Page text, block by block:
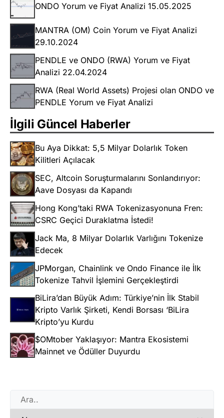
ONDO Yorum ve Fiyat Analizi 15.05.2025
MANTRA (OM) Coin Yorum ve Fiyat Analizi
29.10.2024
PENDLE ve ONDO (RWA) Yorum ve Fiyat
Analizi 22.04.2024
RWA (Real World Assets) Projesi olan ONDO ve
PENDLE Yorum ve Fiyat Analizi
İlgili Güncel Haberler
Bu Aya Dikkat: 5,5 Milyar Dolarlık Token
Kilitleri Açılacak
SEC, Altcoin Soruşturmalarını Sonlandırıyor:
Aave Dosyası da Kapandı
Hong Kong’taki RWA Tokenizasyonuna Fren:
CSRC Geçici Duraklatma İstedi!
Jack Ma, 8 Milyar Dolarlık Varlığını Tokenize
Edecek
JPMorgan, Chainlink ve Ondo Finance ile İlk
Tokenize Tahvil İşlemini Gerçekleştirdi
BiLira’dan Büyük Adım: Türkiye’nin İlk Stabil
Kripto Varlık Şirketi, Kendi Borsası ‘BiLira
Kripto’yu Kurdu
$OMtober Yaklaşıyor: Mantra Ekosistemi
Mainnet ve Ödüller Duyurdu